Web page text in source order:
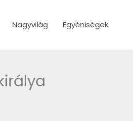
Nagyvilág Egyéniségek